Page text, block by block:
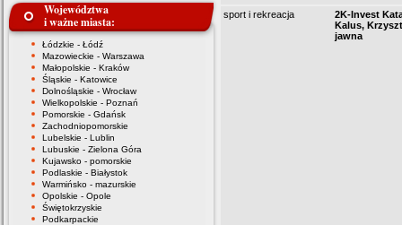
Województwa
i ważne miasta:
Łódzkie - Łódź
Mazowieckie - Warszawa
Małopolskie - Kraków
Śląskie - Katowice
Dolnośląskie - Wrocław
Wielkopolskie - Poznań
Pomorskie - Gdańsk
Zachodniopomorskie
Lubelskie - Lublin
Lubuskie - Zielona Góra
Kujawsko - pomorskie
Podlaskie - Białystok
Warmińsko - mazurskie
Opolskie - Opole
Świętokrzyskie
Podkarpackie
sport i rekreacja
2K-Invest
Kalus,
jawna